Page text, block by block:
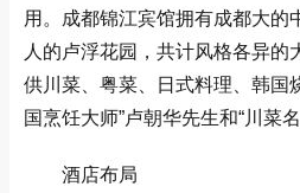
用。成都锦江宾馆拥有成都大
人的卢浮花园，共计风格各异的
供川菜、粤菜、日式料理、韩国
国烹饪大师”卢朝华先生和“川菜
酒店布局